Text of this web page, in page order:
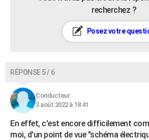
recherchez ?
Posez votre
RÉPONSE 5 / 6
Conducteur
3 août 2022 à 18:41
En effet, c'est encore difficilement
moi, d'un point de vue "schéma